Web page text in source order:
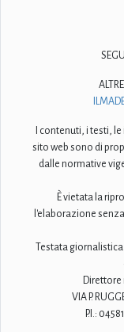
I contenuti, i testi,
sito web sono di
dalle normative
È vietata la
l'elaborazione
Testata
Direttore
VIA P.
P.I.: